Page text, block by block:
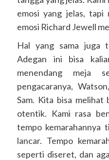
emosi yang jelas, tapi
emosi Richard Jewell
Hal yang sama juga
Adegan ini bisa
menendang meja
pengacaranya,
Sam. Kita bisa melihat
otentik. Kami rasa
tempo kemarahannya
lancar. Tempo
seperti diseret, dan